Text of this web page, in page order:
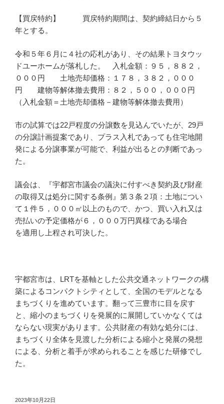
【買戻特約】 買戻特約期間は、契約締結日から５
年とする。
令和５年６月に４社の応札があり、その結果トヨタウッ
ドユーホームが落札した。 入札金額：９５，８８２，
０００円 土地売却価格：１７８，３８２，０００
円 建物等解体撤去費用：８２，５００，０００円
（入札金額＝土地売却価格－建物等解体撤去費用）
市の試算では22戸程度の分譲数を見込んでいたが、29戸
の分譲計画提案であり、プラス入札であっても住宅地開
発による分譲事業が可能で、利益が出るとの判断であっ
た。
議会は、『宇都宮市議会の議決に付すべき契約及び財産
の取得又は処分に関する条例』第３条２項：土地につい
て１件５，０００㎡以上のもので、かつ、買い入れ又は
売払いの予定価格が６，０００万円異様である場合
を適用し上程され可決した。
宇都宮市は、LRTを基軸とした公共交通ネットワークの構
築によるコンパクトシティとして、全国のモデルとなる
まちづくりを進めています。翻って三豊市に目を戻す
と、縮小のまちづくりを発展的に展開していかなくては
ならない現実があります。公共財産の有効な処分には、
まちづくり全体を見渡した分析による縮小と発展の発想
による、分析と着手が求められることを感じた研修でし
た。
投
2023年10月22日